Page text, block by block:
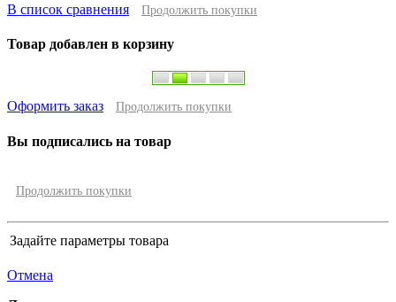
В список сравнения Продолжить покупки
Товар добавлен в корзину
Оформить заказ Продолжить покупки
Вы подписались на товар
Продолжить покупки
Задайте параметры товара
Отмена